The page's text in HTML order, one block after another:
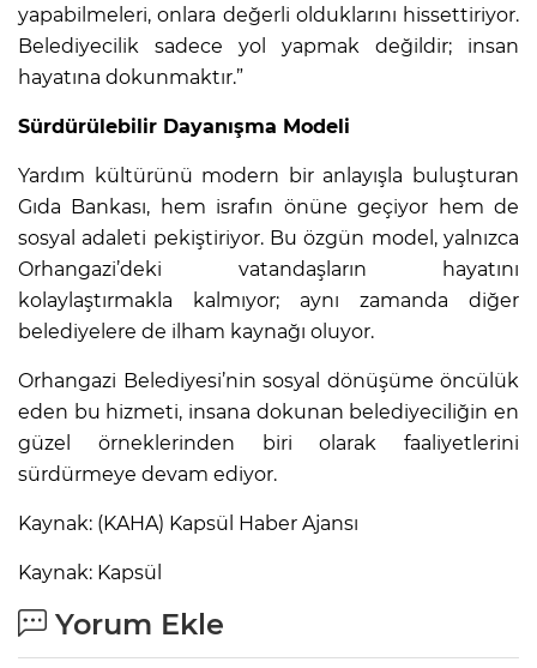
yapabilmeleri, onlara değerli olduklarını hissettiriyor.
Belediyecilik sadece yol yapmak değildir; insan
hayatına dokunmaktır.”
Sürdürülebilir Dayanışma Modeli
Yardım kültürünü modern bir anlayışla buluşturan
Gıda Bankası, hem israfın önüne geçiyor hem de
sosyal adaleti pekiştiriyor. Bu özgün model, yalnızca
Orhangazi’deki vatandaşların hayatını
kolaylaştırmakla kalmıyor; aynı zamanda diğer
belediyelere de ilham kaynağı oluyor.
Orhangazi Belediyesi’nin sosyal dönüşüme öncülük
eden bu hizmeti, insana dokunan belediyeciliğin en
güzel örneklerinden biri olarak faaliyetlerini
sürdürmeye devam ediyor.
Kaynak: (KAHA) Kapsül Haber Ajansı
Kaynak: Kapsül
Yorum Ekle